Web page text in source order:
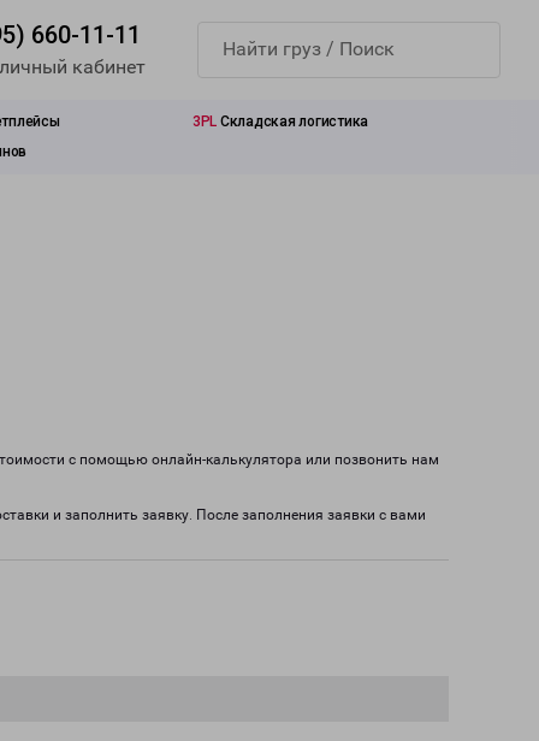
660-11-11
кабинет
3PL Складская логистика
с помощью онлайн-калькулятора или позвонить нам
и заполнить заявку. После заполнения заявки с вами